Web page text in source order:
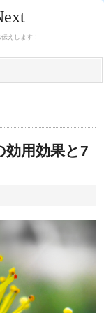
えします！
用効果と7